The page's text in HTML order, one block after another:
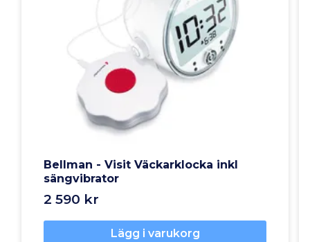
Bellman - Visit Väckarklocka inkl
sängvibrator
2 590 kr
Lägg i varukorg